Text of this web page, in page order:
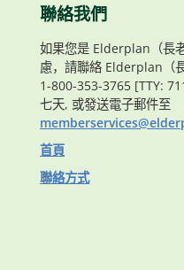
聯絡我們
如果您是 Elderplan（長
慮，請聯絡 Elderplan（
1-800-353-3765 [TTY:
七天, 或發送電子郵件至
首頁
聯絡方式